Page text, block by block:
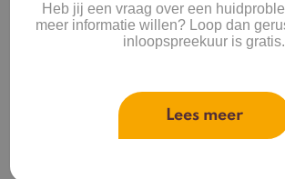
en
Heb jij een vraag over een
meer informatie willen? Loop dan
inloopspreekuur is gratis.
Lees meer